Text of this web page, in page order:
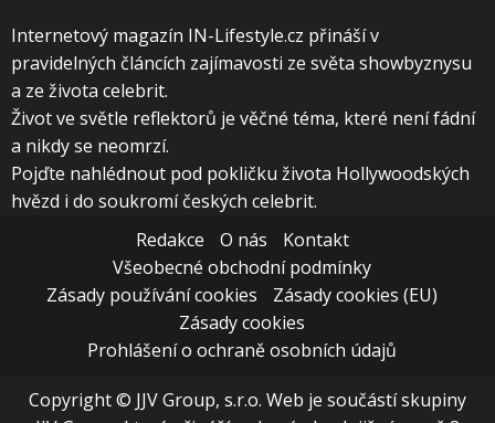
Internetový magazín IN-Lifestyle.cz přináší v
pravidelných článcích zajímavosti ze světa showbyznysu
a ze života celebrit.
Život ve světle reflektorů je věčné téma, které není fádní
a nikdy se neomrzí.
Pojďte nahlédnout pod pokličku života Hollywoodských
hvězd i do soukromí českých celebrit.
Redakce
O nás
Kontakt
Všeobecné obchodní podmínky
Zásady používání cookies
Zásady cookies (EU)
Zásady cookies
Prohlášení o ochraně osobních údajů
Copyright © JJV Group, s.r.o. Web je součástí skupiny